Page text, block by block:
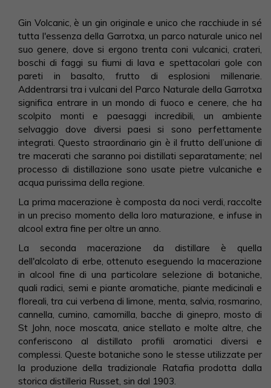
Gin Volcanic, è un gin originale e unico che racchiude in sé
tutta l'essenza della Garrotxa, un parco naturale unico nel
suo genere, dove si ergono trenta coni vulcanici, crateri,
boschi di faggi su fiumi di lava e spettacolari gole con
pareti in basalto, frutto di esplosioni millenarie.
Addentrarsi tra i vulcani del Parco Naturale della Garrotxa
significa entrare in un mondo di fuoco e cenere, che ha
scolpito monti e paesaggi incredibili, un ambiente
selvaggio dove diversi paesi si sono perfettamente
integrati. Questo straordinario gin è il frutto dell’unione di
tre macerati che saranno poi distillati separatamente; nel
processo di distillazione sono usate pietre vulcaniche e
acqua purissima della regione.
La prima macerazione è composta da noci verdi, raccolte
in un preciso momento della loro maturazione, e infuse in
alcool extra fine per oltre un anno.
La seconda macerazione da distillare è quella
dell'alcolato di erbe, ottenuto eseguendo la macerazione
in alcool fine di una particolare selezione di botaniche,
quali radici, semi e piante aromatiche, piante medicinali e
floreali, tra cui verbena di limone, menta, salvia, rosmarino,
cannella, cumino, camomilla, bacche di ginepro, mosto di
St John, noce moscata, anice stellato e molte altre, che
conferiscono al distillato profili aromatici diversi e
complessi. Queste botaniche sono le stesse utilizzate per
la produzione della tradizionale Ratafia prodotta dalla
storica distilleria Russet, sin dal 1903.